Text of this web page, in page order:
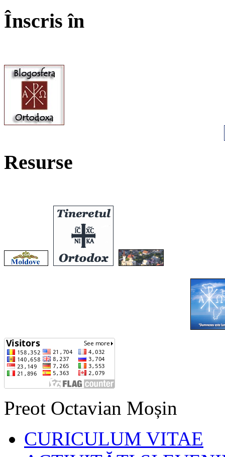
Înscris în
Resurse
Preot Octavian Moșin
CURICULUM VITAE